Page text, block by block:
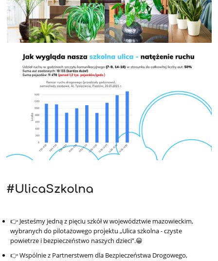
#UlicaSzkolna
👉 Jesteśmy jedną z pięciu szkół w województwie mazowieckim,
wybranych do pilotażowego projektu „Ulica szkolna - czyste
powietrze i bezpieczeństwo naszych dzieci”.😀
👉 Wspólnie z Partnerstwem dla Bezpieczeństwa Drogowego,